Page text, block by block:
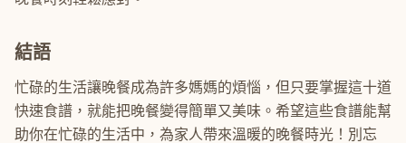
結語
忙碌的生活讓晚餐成為許多媽媽的煩惱，但只要掌握這十道
快速食譜，就能把晚餐變得簡單又美味。希望這些食譜能幫
助你在忙碌的生活中，為家人帶來溫暖的晚餐時光！別忘